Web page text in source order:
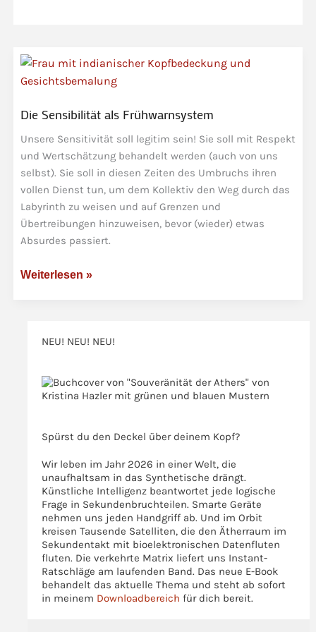
Die Sensibilität als Frühwarnsystem
Unsere Sensitivität soll legitim sein! Sie soll mit Respekt
und Wertschätzung behandelt werden (auch von uns
selbst). Sie soll in diesen Zeiten des Umbruchs ihren
vollen Dienst tun, um dem Kollektiv den Weg durch das
Labyrinth zu weisen und auf Grenzen und
Übertreibungen hinzuweisen, bevor (wieder) etwas
Absurdes passiert.
Die
Weiterlesen »
NEU! NEU! NEU!
Spürst du den Deckel über deinem Kopf?
Wir leben im Jahr 2026 in einer Welt, die
unaufhaltsam in das Synthetische drängt.
Künstliche Intelligenz beantwortet jede logische
Frage in Sekundenbruchteilen. Smarte Geräte
nehmen uns jeden Handgriff ab. Und im Orbit
kreisen Tausende Satelliten, die den Ätherraum im
Sekundentakt mit bioelektronischen Datenfluten
fluten. Die verkehrte Matrix liefert uns Instant-
Ratschläge am laufenden Band. Das neue E-Book
behandelt das aktuelle Thema und steht ab sofort
in meinem Downloadbereich für dich bereit.